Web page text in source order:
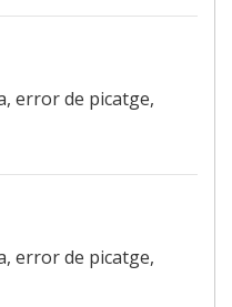
error de picatge,
error de picatge,